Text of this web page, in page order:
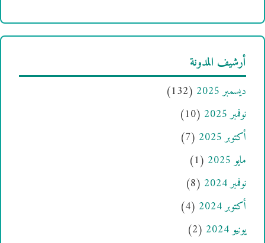
أرشيف المدونة
ديسمبر 2025
(132)
نوفمبر 2025
(10)
أكتوبر 2025
(7)
مايو 2025
(1)
نوفمبر 2024
(8)
أكتوبر 2024
(4)
يونيو 2024
(2)